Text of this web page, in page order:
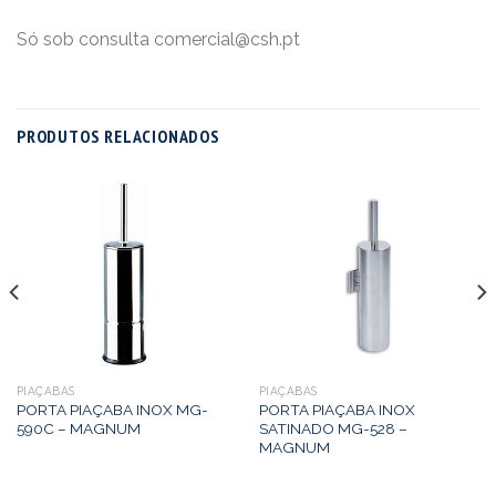
Só sob consulta comercial@csh.pt
PRODUTOS RELACIONADOS
PIAÇABAS
PORTA PIAÇABA INOX MG-
590C – MAGNUM
PIAÇABAS
PORTA PIAÇABA INOX
SATINADO MG-528 –
MAGNUM